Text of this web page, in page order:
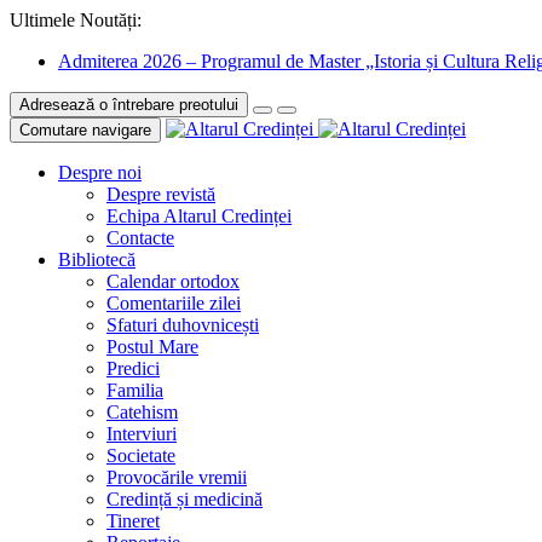
Ultimele Noutăți:
Admiterea 2026 – Programul de Master „Istoria și Cultura
Adresează o întrebare preotului
Comutare navigare
Despre noi
Despre revistă
Echipa Altarul Credinței
Contacte
Bibliotecă
Calendar ortodox
Comentariile zilei
Sfaturi duhovnicești
Postul Mare
Predici
Familia
Catehism
Interviuri
Societate
Provocările vremii
Credință și medicină
Tineret